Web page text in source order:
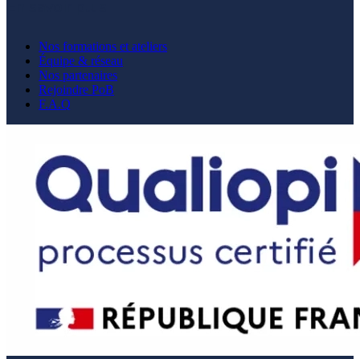
Nos formations et ateliers
Équipe & réseau
Nos partenaires
Rejoindre PoB
F.A.Q